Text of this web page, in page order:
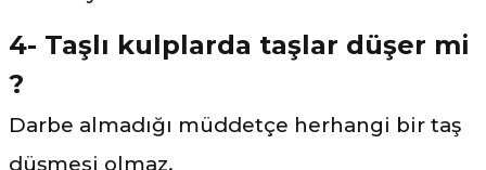
4- Taşlı kulplarda taşlar düşer mi
?
Darbe almadığı müddetçe herhangi bir taş
düşmesi olmaz.